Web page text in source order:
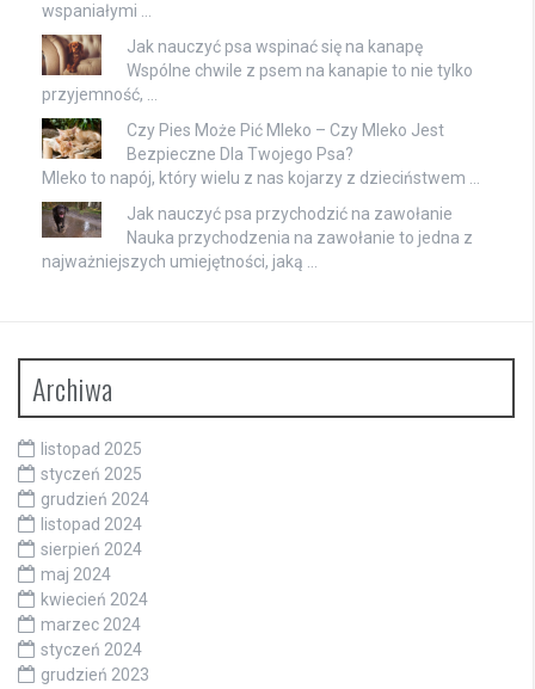
wspaniałymi …
Jak nauczyć psa wspinać się na kanapę
Wspólne chwile z psem na kanapie to nie tylko
przyjemność, …
Czy Pies Może Pić Mleko – Czy Mleko Jest
Bezpieczne Dla Twojego Psa?
Mleko to napój, który wielu z nas kojarzy z dzieciństwem …
Jak nauczyć psa przychodzić na zawołanie
Nauka przychodzenia na zawołanie to jedna z
najważniejszych umiejętności, jaką …
Archiwa
listopad 2025
styczeń 2025
grudzień 2024
listopad 2024
sierpień 2024
maj 2024
kwiecień 2024
marzec 2024
styczeń 2024
grudzień 2023